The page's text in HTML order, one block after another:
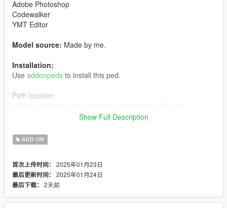
Adobe Photoshop
Codewalker
YMT Editor
Model source: Made by me.
Installation:
Use addonpeds to install this ped.
Path location:
Enjoy it.
All rights reserved to their respective owners
Changelog:
Show Full Description
ADD-ON
首次上传时间： 2025年01月23日
最后更新时间： 2025年01月24日
最后下载： 2天前